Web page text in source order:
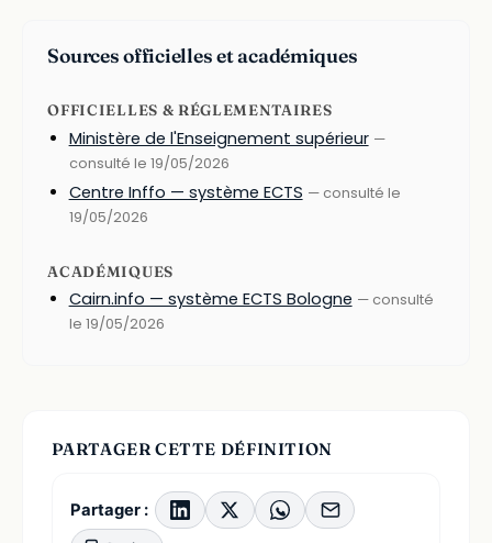
Sources officielles et académiques
OFFICIELLES & RÉGLEMENTAIRES
Ministère de l'Enseignement supérieur —
consulté le 19/05/2026
Centre Inffo — système ECTS — consulté le
19/05/2026
ACADÉMIQUES
Cairn.info — système ECTS Bologne — consulté
le 19/05/2026
PARTAGER CETTE DÉFINITION
Partager :